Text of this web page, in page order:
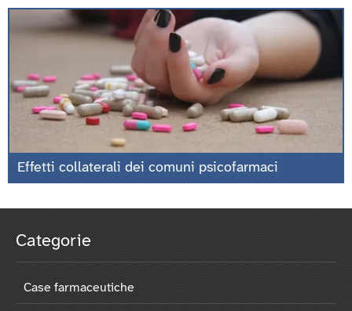
Effetti collaterali dei comuni psicofarmaci
Categorie
Case farmaceutiche